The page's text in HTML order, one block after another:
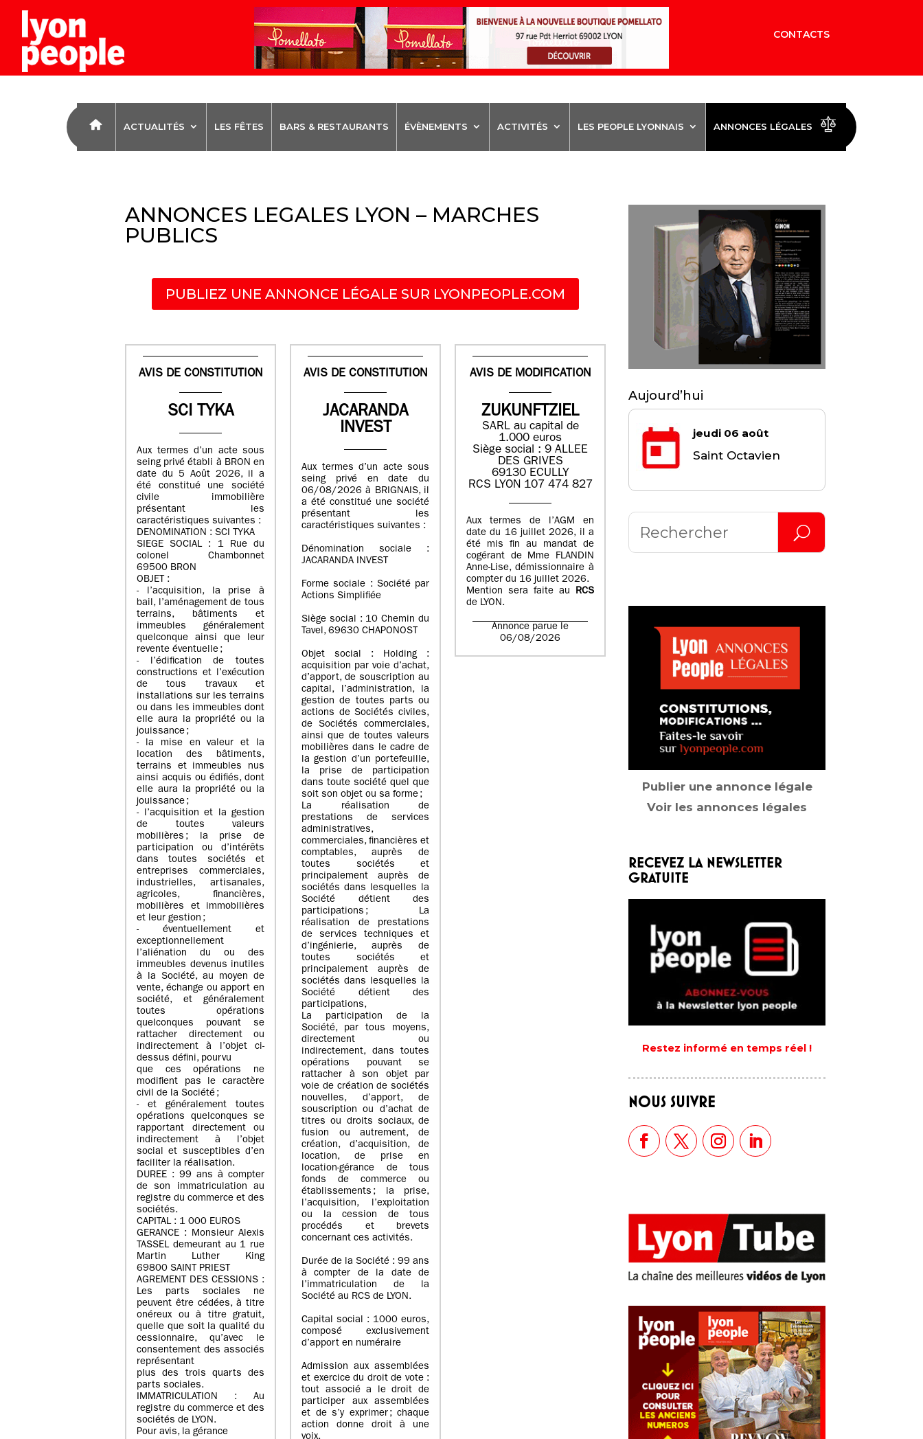
CONTACTS
ACTUALITÉS LES FÊTES BARS & RESTAURANTS ÉVÈNEMENTS ACTIVITÉS LES PEOPLE LYONNAIS ANNONCES LÉGALES
ANNONCES LEGALES LYON – MARCHES
PUBLICS
PUBLIEZ UNE ANNONCE LÉGALE SUR LYONPEOPLE.COM
AVIS DE CONSTITUTION
SCI TYKA
Aux termes d’un acte sous
seing privé établi à BRON en
date du 5 Août 2026, il a
été constitué une société
civile immobilière
présentant les
caractéristiques suivantes :
DENOMINATION : SCI TYKA
SIEGE SOCIAL : 1 Rue du
colonel Chambonnet
69500 BRON
OBJET :
- l’acquisition, la prise à
bail, l’aménagement de tous
terrains, bâtiments et
immeubles généralement
quelconque ainsi que leur
revente éventuelle ;
- l’édification de toutes
constructions et l’exécution
de tous travaux et
installations sur les terrains
ou dans les immeubles dont
elle aura la propriété ou la
jouissance ;
- la mise en valeur et la
location des bâtiments,
terrains et immeubles nus
ainsi acquis ou édifiés, dont
elle aura la propriété ou la
jouissance ;
- l’acquisition et la gestion
de toutes valeurs
mobilières ; la prise de
participation ou d’intérêts
dans toutes sociétés et
entreprises commerciales,
industrielles, artisanales,
agricoles, financières,
mobilières et immobilières
et leur gestion ;
- éventuellement et
exceptionnellement
l’aliénation du ou des
immeubles devenus inutiles
à la Société, au moyen de
vente, échange ou apport en
société, et généralement
toutes opérations
quelconques pouvant se
rattacher directement ou
indirectement à l’objet ci-
dessus défini, pourvu
que ces opérations ne
modifient pas le caractère
civil de la Société ;
- et généralement toutes
opérations quelconques se
rapportant directement ou
indirectement à l’objet
social et susceptibles d’en
faciliter la réalisation.
DUREE : 99 ans à compter
de son immatriculation au
registre du commerce et des
sociétés.
CAPITAL : 1 000 EUROS
GERANCE : Monsieur Alexis
TASSEL demeurant au 1 rue
Martin Luther King
69800 SAINT PRIEST
AGREMENT DES CESSIONS :
Les parts sociales ne
peuvent être cédées, à titre
onéreux ou à titre gratuit,
quelle que soit la qualité du
cessionnaire, qu’avec le
consentement des associés
représentant
plus des trois quarts des
parts sociales.
IMMATRICULATION : Au
registre du commerce et des
sociétés de LYON.
Pour avis, la gérance
AVIS DE CONSTITUTION
JACARANDA
INVEST
Aux termes d’un acte sous
seing privé en date du
06/08/2026 à BRIGNAIS, il
a été constitué une société
présentant les
caractéristiques suivantes :
Dénomination sociale :
JACARANDA INVEST
Forme sociale : Société par
Actions Simplifiée
Siège social : 10 Chemin du
Tavel, 69630 CHAPONOST
Objet social : Holding :
acquisition par voie d’achat,
d’apport, de souscription au
capital, l’administration, la
gestion de toutes parts ou
actions de Sociétés civiles,
de Sociétés commerciales,
ainsi que de toutes valeurs
mobilières dans le cadre de
la gestion d’un portefeuille,
la prise de participation
dans toute société quel que
soit son objet ou sa forme ;
La réalisation de
prestations de services
administratives,
commerciales, financières et
comptables, auprès de
toutes sociétés et
principalement auprès de
sociétés dans lesquelles la
Société détient des
participations ; La
réalisation de prestations
de services techniques et
d’ingénierie, auprès de
toutes sociétés et
principalement auprès de
sociétés dans lesquelles la
Société détient des
participations,
La participation de la
Société, par tous moyens,
directement ou
indirectement, dans toutes
opérations pouvant se
rattacher à son objet par
voie de création de sociétés
nouvelles, d’apport, de
souscription ou d’achat de
titres ou droits sociaux, de
fusion ou autrement, de
création, d’acquisition, de
location, de prise en
location-gérance de tous
fonds de commerce ou
établissements ; la prise,
l’acquisition, l’exploitation
ou la cession de tous
procédés et brevets
concernant ces activités.
Durée de la Société : 99 ans
à compter de la date de
l’immatriculation de la
Société au RCS de LYON.
Capital social : 1000 euros,
composé exclusivement
d’apport en numéraire
Admission aux assemblées
et exercice du droit de vote :
tout associé a le droit de
participer aux assemblées
et de s’y exprimer ; chaque
action donne droit à une
AVIS DE MODIFICATION
ZUKUNFTZIEL
SARL au capital de
1.000 euros
Siège social : 9 ALLEE
DES GRIVES
69130 ECULLY
RCS LYON 107 474 827
Aux termes de l’AGM en
date du 16 juillet 2026, il a
été mis fin au mandat de
cogérant de Mme FLANDIN
Anne-Lise, démissionnaire à
compter du 16 juillet 2026.
Mention sera faite au RCS
de LYON.
Annonce parue le
06/08/2026
Aujourd’hui
jeudi 06 août
Saint Octavien
Publier une annonce légale
Voir les annonces légales
RECEVEZ LA NEWSLETTER
GRATUITE
Restez informé en temps réel !
NOUS SUIVRE